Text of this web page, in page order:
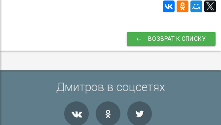
ВОЗВРАТ К СПИСКУ
Дмитров в соцсетях